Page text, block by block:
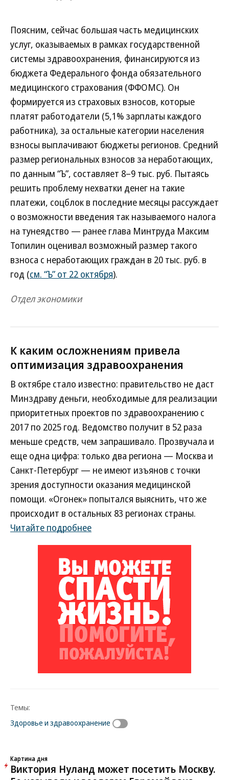
Поясним, сейчас большая часть медицинских
услуг, оказываемых в рамках государственной
системы здравоохранения, финансируются из
бюджета Федерального фонда обязательного
медицинского страхования (ФФОМС). Он
формируется из страховых взносов, которые
платят работодатели (5,1% зарплаты каждого
работника), за остальные категории населения
взносы выплачивают бюджеты регионов. Средний
размер региональных взносов за неработающих,
по данным “Ъ”, составляет 8–9 тыс. руб. Пытаясь
решить проблему нехватки денег на такие
платежи, соцблок в последние месяцы рассуждает
о возможности введения так называемого налога
на тунеядство — ранее глава Минтруда Максим
Топилин оценивал возможный размер такого
взноса с неработающих граждан в 20 тыс. руб. в
год (см. “Ъ” от 22 октября).
Отдел экономики
К каким осложнениям привела
оптимизация здравоохранения
В октябре стало известно: правительство не даст
Минздраву деньги, необходимые для реализации
приоритетных проектов по здравоохранению с
2017 по 2025 год. Ведомство получит в 52 раза
меньше средств, чем запрашивало. Прозвучала и
еще одна цифра: только два региона — Москва и
Санкт-Петербург — не имеют изъянов с точки
зрения доступности оказания медицинской
помощи. «Огонек» попытался выяснить, что же
происходит в остальных 83 регионах страны.
Читайте подробнее
Темы:
Здоровье и здравоохранение
Картина дня
Виктория Нуланд может посетить Москву.